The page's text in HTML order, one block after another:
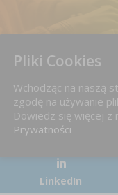
Facebook
LinkedIn
Pliki Cookies
Wchodząc na naszą
zgodę na używanie
Dowiedz się więcej z
Prywatności